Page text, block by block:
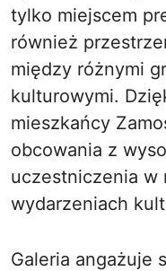
tylko miejscem
również
między różnymi
kulturowymi.
mieszkańcy
obcowania z
uczestniczenia w
wydarzeniach
Galeria angażuje